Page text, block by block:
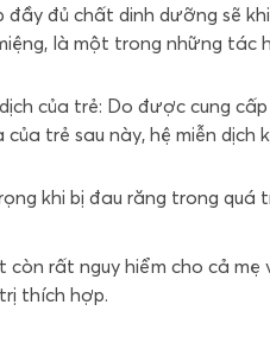
đủ chất dinh dưỡng sẽ
là một trong những tác
của trẻ: Do được cung
trẻ sau này, hệ miễn dịch
khi bị đau răng trong quá
rất nguy hiểm cho cả mẹ
thích hợp.